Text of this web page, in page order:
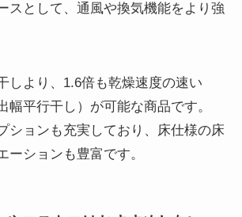
スとして、通風や換気機能をより強
しより、1.6倍も乾燥速度の速い
幅平行干し）が可能な商品です。
ションも充実しており、床仕様の床
ーションも豊富です。